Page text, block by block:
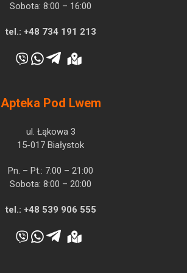
Sobota: 8:00 – 16:00
tel.: +48 734 191 213
Apteka Pod Lwem
ul. Łąkowa 3
15-017 Białystok
Pn. – Pt.: 7:00 – 21:00
Sobota: 8:00 – 20:00
tel.: +48 539 906 555